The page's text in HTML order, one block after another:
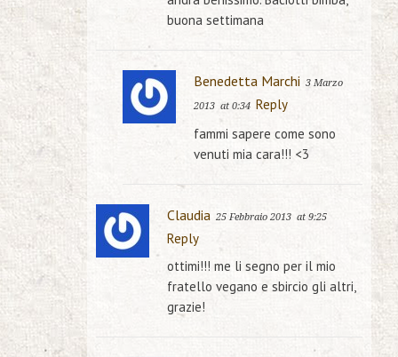
buona settimana
Benedetta Marchi 3 Marzo
2013 at 0:34 Reply
fammi sapere come sono
venuti mia cara!!! <3
Claudia 25 Febbraio 2013 at 9:25
Reply
ottimi!!! me li segno per il mio
fratello vegano e sbircio gli altri,
grazie!